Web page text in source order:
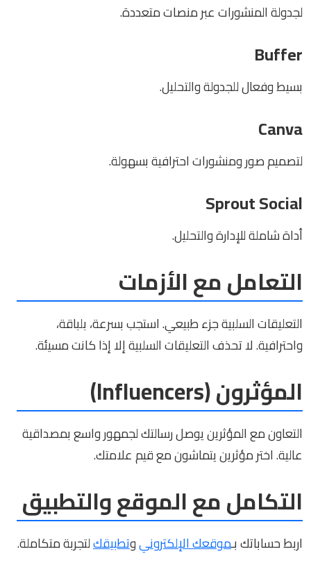
لجدولة المنشورات عبر منصات متعددة.
Buffer
بسيط وفعال للجدولة والتحليل.
Canva
لتصميم صور ومنشورات احترافية بسهولة.
Sprout Social
أداة شاملة للإدارة والتحليل.
التعامل مع الأزمات
التعليقات السلبية جزء طبيعي. استجب بسرعة، بلباقة،
واحترافية. لا تحذف التعليقات السلبية إلا إذا كانت مسيئة.
المؤثرون (Influencers)
التعاون مع المؤثرين يوصل رسالتك لجمهور واسع بمصداقية
عالية. اختر مؤثرين يتماشون مع قيم علامتك.
التكامل مع الموقع والتطبيق
اربط حساباتك بـموقعك الإلكترونيوتطبيقكلتجربة متكاملة.